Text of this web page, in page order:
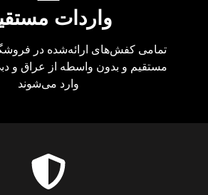
واردات
تمامی کفش‌های ارائه‌شده در
مستقیم و بدون واسطه از عراق و
وارد می‌شوند